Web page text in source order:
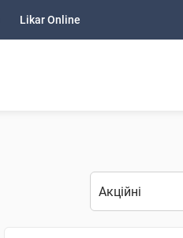
Likar Online